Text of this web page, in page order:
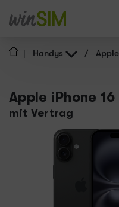
Handys / Apple
Apple iPhone 16
mit Vertrag